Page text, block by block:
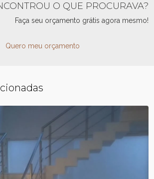
O QUE PROCURAVA?
Faça seu orçamento grátis agora mesmo!
Quero meu orçamento